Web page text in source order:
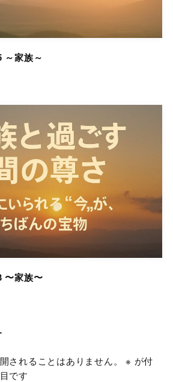
～家族～
〜家族〜
されることはありません。 ※ が付
です